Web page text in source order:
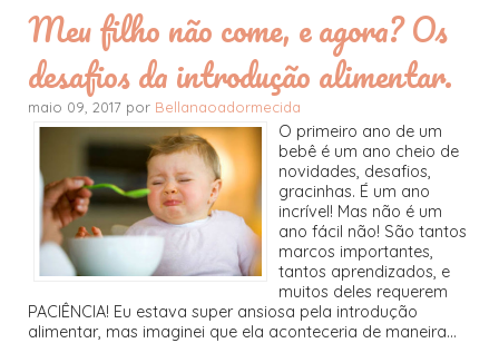
Meu filho não come, e agora? Os
desafios da introdução alimentar.
maio 09, 2017 por Bellanaoadormecida
O primeiro ano de um
bebê é um ano cheio de
novidades, desafios,
gracinhas. É um ano
incrível! Mas não é um
ano fácil não! São tantos
marcos importantes,
tantos aprendizados, e
muitos deles requerem
PACIÊNCIA! Eu estava super ansiosa pela introdução
alimentar, mas imaginei que ela aconteceria de maneira...